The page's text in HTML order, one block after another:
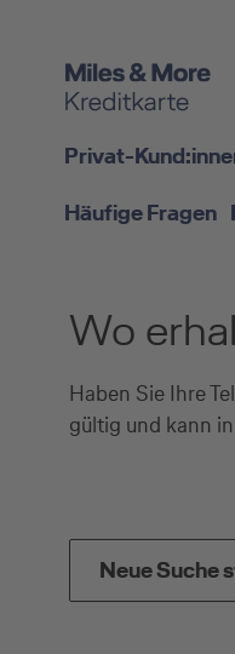
Privat-
Häufige Fragen
Wo
Haben Sie Ihre
gültig und kann
Neue Suche